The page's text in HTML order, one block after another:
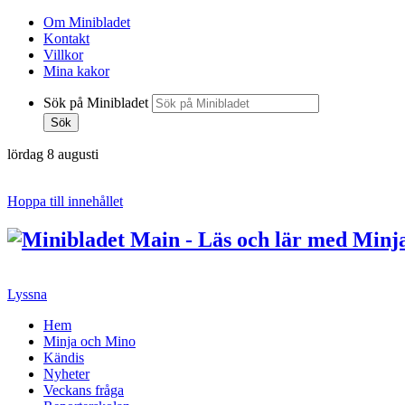
Om Minibladet
Kontakt
Villkor
Mina kakor
Sök på Minibladet
Sök
lördag 8 augusti
Hoppa till innehållet
Lyssna
Hem
Minja och Mino
Kändis
Nyheter
Veckans fråga